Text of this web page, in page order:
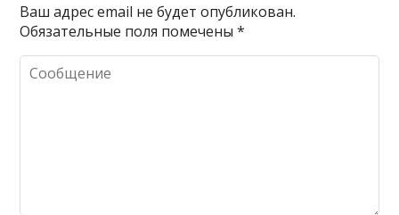
Ваш адрес email не будет опубликован.
Обязательные поля помечены*